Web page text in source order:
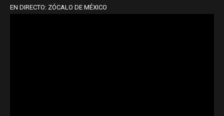
EN DIRECTO: ZÓCALO DE MÉXICO